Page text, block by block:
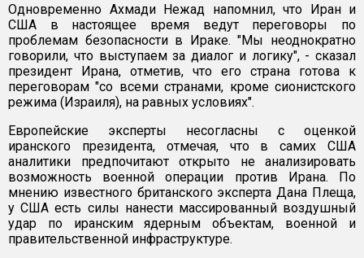
Одновременно Ахмади Нежад напомнил, что Иран и
США в настоящее время ведут переговоры по
проблемам безопасности в Ираке. "Мы неоднократно
говорили, что выступаем за диалог и логику", - сказал
президент Ирана, отметив, что его страна готова к
переговорам "со всеми странами, кроме сионистского
режима (Израиля), на равных условиях".
Европейские эксперты несогласны с оценкой
иранского президента, отмечая, что в самих США
аналитики предпочитают открыто не анализировать
возможность военной операции против Ирана. По
мнению известного британского эксперта Дана Плеща,
у США есть силы нанести массированный воздушный
удар по иранским ядерным объектам, военной и
правительственной инфраструктуре.